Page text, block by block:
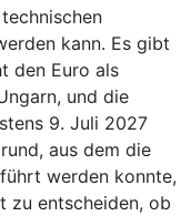
kann. Es gibt
den Euro als
und die
9. Juli 2027
aus dem die
werden konnte,
zu entscheiden, ob